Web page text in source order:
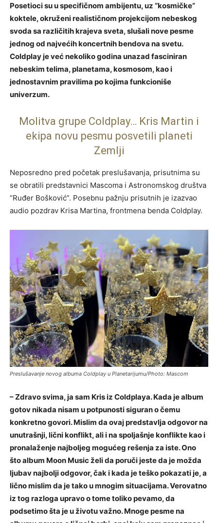
Posetioci su u specifičnom ambijentu, uz “kosmičke”
koktele, okruženi realističnom projekcijom nebeskog
svoda sa različitih krajeva sveta, slušali nove pesme
jednog od najvećih koncertnih bendova na svetu.
Coldplay je već nekoliko godina unazad fasciniran
nebeskim telima, planetama, kosmosom, kao i
jednostavnim pravilima po kojima funkcioniše
univerzum.
Molitva grupe Coldplay… Kris Martin i
ekipa novu pesmu posvetili planeti
Zemlji
Neposredno pred početak preslušavanja, prisutnima su
se obratili predstavnici Mascoma i Astronomskog društva
“Ruđer Bošković”. Posebnu pažnju prisutnih je izazvao
audio pozdrav Krisa Martina, frontmena benda Coldplay.
Preslušavanje novog albuma Coldplay u Planetarijumu/Photo: Mascom
– Zdravo svima, ja sam Kris iz Coldplaya. Kada je album
gotov nikada nisam u potpunosti siguran o čemu
konkretno govori. Mislim da ovaj predstavlja odgovor na
unutrašnji, lični konflikt, ali i na spoljašnje konflikte kao i
pronalaženje najboljeg mogućeg rešenja za iste. Ono
što album Moon Music želi da poruči jeste da je možda
ljubav najbolji odgovor, čak i kada je teško pokazati je, a
lično mislim da je tako u mnogim situacijama. Verovatno
iz tog razloga upravo o tome toliko pevamo, da
podsetimo šta je u životu važno. Mnoge pesme na